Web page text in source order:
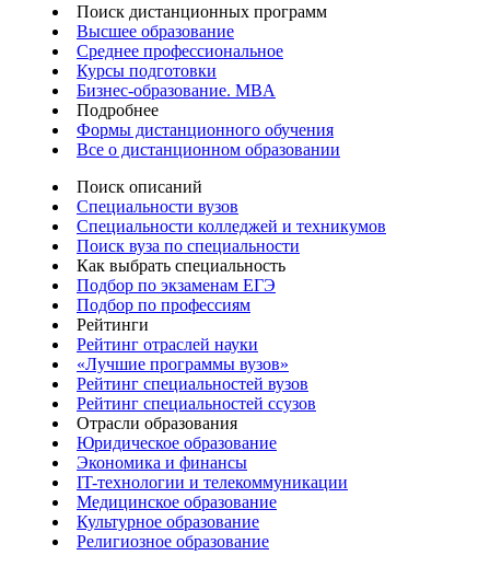
Поиск дистанционных программ
Высшее образование
Среднее профессиональное
Курсы подготовки
Бизнес-образование. MBA
Подробнее
Формы дистанционного обучения
Все о дистанционном образовании
Поиск описаний
Специальности вузов
Специальности колледжей и техникумов
Поиск вуза по специальности
Как выбрать специальность
Подбор по экзаменам ЕГЭ
Подбор по профессиям
Рейтинги
Рейтинг отраслей науки
«Лучшие программы вузов»
Рейтинг специальностей вузов
Рейтинг специальностей ссузов
Отрасли образования
Юридическое образование
Экономика и финансы
IT-технологии и телекоммуникации
Медицинское образование
Культурное образование
Религиозное образование